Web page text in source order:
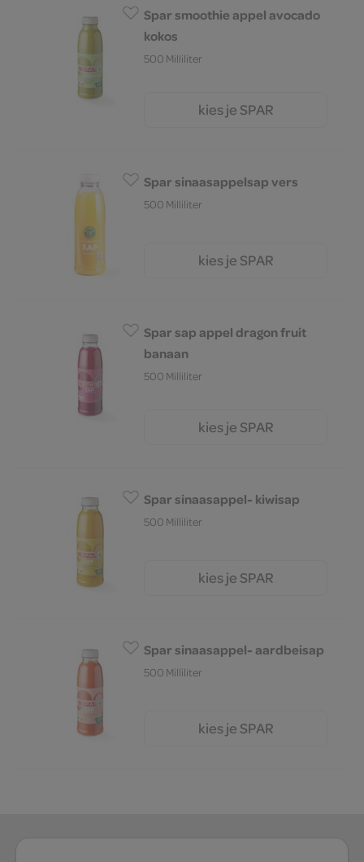
Spar smoothie appel avocado
kokos
500 Milliliter
kies je SPAR
Spar sinaasappelsap vers
500 Milliliter
kies je SPAR
Spar sap appel dragon fruit
banaan
500 Milliliter
kies je SPAR
Spar sinaasappel- kiwisap
500 Milliliter
kies je SPAR
Spar sinaasappel- aardbeisap
500 Milliliter
kies je SPAR